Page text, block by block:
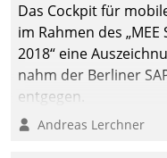
Das Cockpit für
im Rahmen des
2018“ eine
nahm der Berliner
entgegen.
Andreas Lerchner